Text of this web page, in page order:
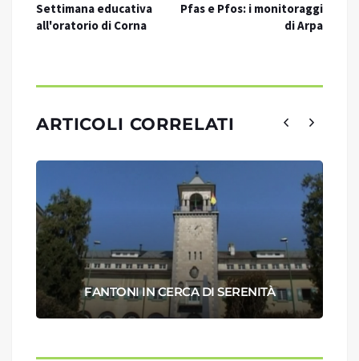
Settimana educativa
all'oratorio di Corna
Pfas e Pfos: i monitoraggi
di Arpa
ARTICOLI CORRELATI
FANTONI IN CERCA DI SERENITÀ